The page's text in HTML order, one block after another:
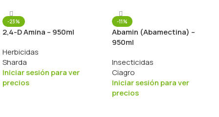
-23%
2,4-D Amina – 950ml
Herbicidas
Sharda
Iniciar sesión para ver
precios
-11%
Abamin (Abamectina) –
950ml
Insecticidas
Ciagro
Iniciar sesión para ver
precios